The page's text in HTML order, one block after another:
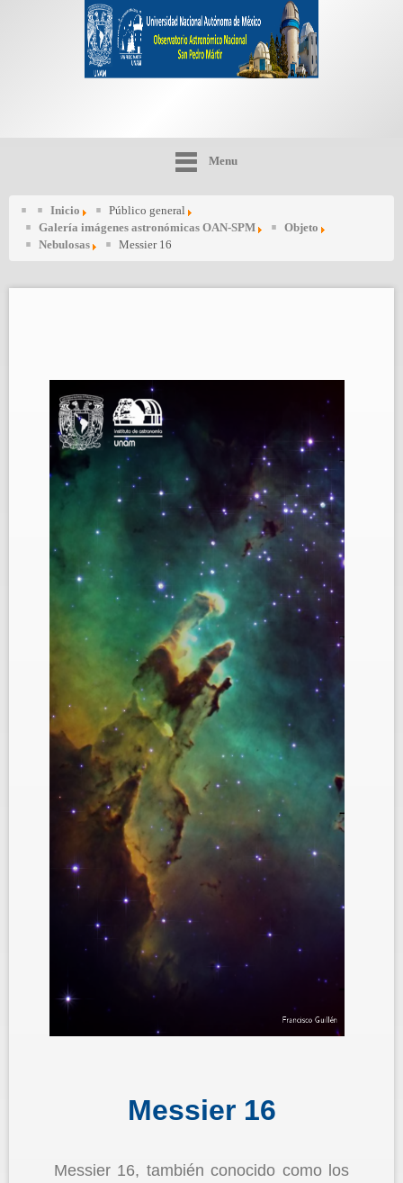
Menu
Inicio
Público general
Galería imágenes astronómicas OAN-SPM
Objeto
Nebulosas
Messier 16
Messier 16
Messier 16, también conocido como los